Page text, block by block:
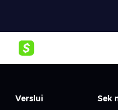
Verslui Sek